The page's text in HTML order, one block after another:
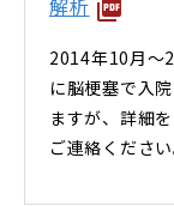
解析
2014年10月～
に脳梗塞で入
ますが、詳細
ご連絡ください